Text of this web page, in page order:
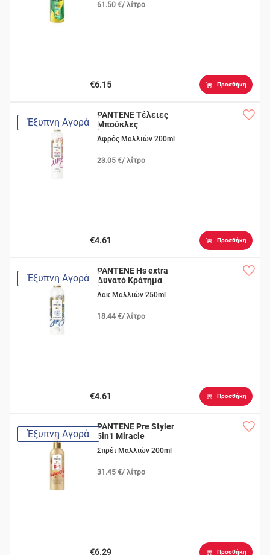
61.50 €/ λίτρο
€6.15 Προσθήκη
Έξυπνη Αγορά
PANTENE Τέλειες
Μπούκλες
Άφρός Μαλλιών 200ml
23.05 €/ λίτρο
€4.61 Προσθήκη
Έξυπνη Αγορά
PANTENE Hs extra
Δυνατό Κράτημα
Λακ Μαλλιών 250ml
18.44 €/ λίτρο
€4.61 Προσθήκη
Έξυπνη Αγορά
PANTENE Pre Styler
5in1 Miracle
Σπρέι Μαλλιών 200ml
31.45 €/ λίτρο
€6.29 Προσθήκη